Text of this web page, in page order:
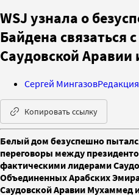
WSJ узнала о
Байдена связаться
Саудовской Аравии
Сергей Мингазов
Копировать ссылку
Белый дом безуспешно
переговоры между
фактическими лидерами
Объединенных Арабских
Саудовской Аравии Мухаммед